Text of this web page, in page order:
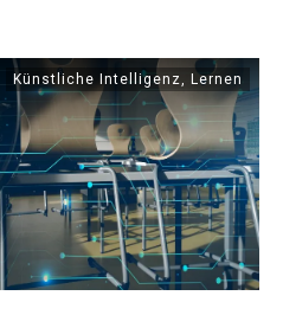
Künstliche Intelligenz, Lernen